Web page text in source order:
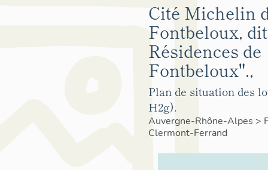
Cité Michelin
Fontbeloux,
Résidences de
Fontbeloux".,
Plan de situation des
H2g).
Auvergne-Rhône-Alpes >
Clermont-Ferrand